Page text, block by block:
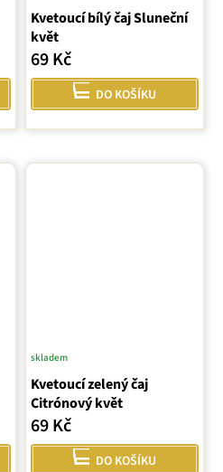
Kvetoucí bílý čaj Sluneční
květ
69 Kč
DO KOŠÍKU
Kvetoucí zelený čaj
Citrónový květ
skladem
69 Kč
DO KOŠÍKU